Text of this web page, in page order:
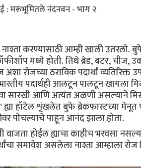
: मरूभूमितले नंदनवन - भाग २
करण्यासाठी आम्ही खाली उतरलो.
मध्ये होती. तिथे ब्रेड, बटर,
रोजच्या ठराविक पदार्थां व्यतिरिक्त
पदार्थही आलटून पालटून
सारखी आणि अत्यंत अळणी असल्याने
ह्या हॉटेल शृंखलेत बुफे ब्रेकफास्टच्या मेनूत
पोचल्याचे पाहून आनंद झाला होता.
होईल ह्याचा काहीच भरवसा
समावेश असलेला नाश्ता आम्हाला रोज